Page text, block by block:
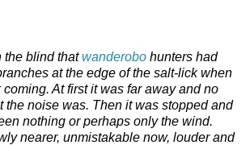
the blind thatwanderobo hunters had
at the edge of the salt-lick when
At first it was far away and no
the noise was. Then it was stopped and
nothing or perhaps only the wind.
nearer, unmistakable now, louder and